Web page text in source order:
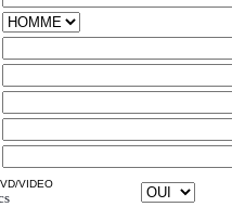
VIDEO